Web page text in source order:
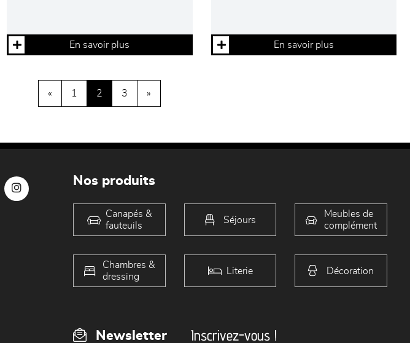
En savoir plus En savoir plus
« 1 2 3 »
Nos produits
Canapés &
fauteuils
Séjours
Meubles de
complément
Chambres &
dressing
Literie Décoration
Newsletter Inscrivez-vous !